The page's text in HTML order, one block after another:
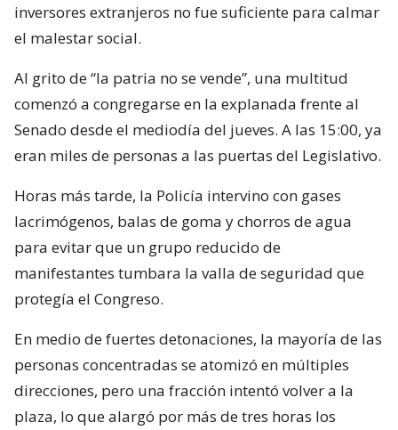
inversores extranjeros no fue suficiente para calmar
el malestar social.
Al grito de “la patria no se vende”, una multitud
comenzó a congregarse en la explanada frente al
Senado desde el mediodía del jueves. A las 15:00, ya
eran miles de personas a las puertas del Legislativo.
Horas más tarde, la Policía intervino con gases
lacrimógenos, balas de goma y chorros de agua
para evitar que un grupo reducido de
manifestantes tumbara la valla de seguridad que
protegía el Congreso.
En medio de fuertes detonaciones, la mayoría de las
personas concentradas se atomizó en múltiples
direcciones, pero una fracción intentó volver a la
plaza, lo que alargó por más de tres horas los